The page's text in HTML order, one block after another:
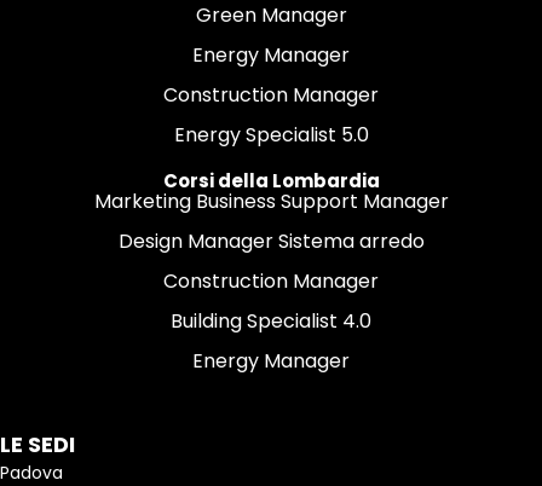
Green Manager
Energy Manager
Construction Manager
Energy Specialist 5.0
Corsi della Lombardia
Marketing Business Support Manager
Design Manager Sistema arredo
Construction Manager
Building Specialist 4.0
Energy Manager
LE SEDI
Padova